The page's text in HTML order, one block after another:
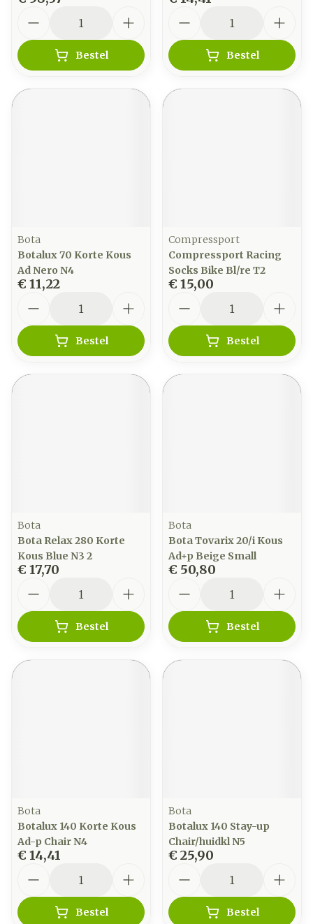
Bestel Bestel
Bota
Botalux 70 Korte Kous
Ad Nero N4
€ 11,22
Bestel
Compressport
Compressport Racing
Socks Bike Bl/re T2
€ 15,00
Bestel
Bota
Bota Relax 280 Korte
Kous Blue N3 2
€ 17,70
Bestel
Bota
Bota Tovarix 20/i Kous
Ad+p Beige Small
€ 50,80
Bestel
Bota
Botalux 140 Korte Kous
Ad-p Chair N4
€ 14,41
Bestel
Bota
Botalux 140 Stay-up
Chair/huidkl N5
€ 25,90
Bestel